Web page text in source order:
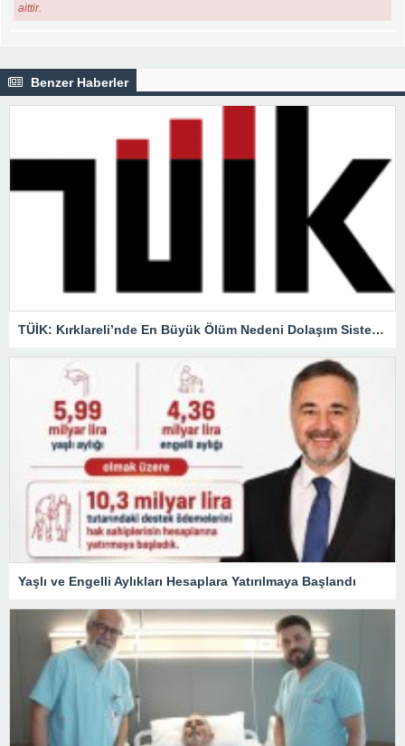
aittir.
Benzer Haberler
TÜİK: Kırklareli’nde En Büyük Ölüm Nedeni Dolaşım Sistemi Hastalıkları
Yaşlı ve Engelli Aylıkları Hesaplara Yatırılmaya Başlandı